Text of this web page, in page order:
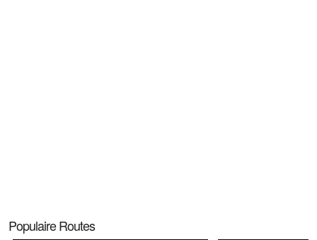
Populaire Routes